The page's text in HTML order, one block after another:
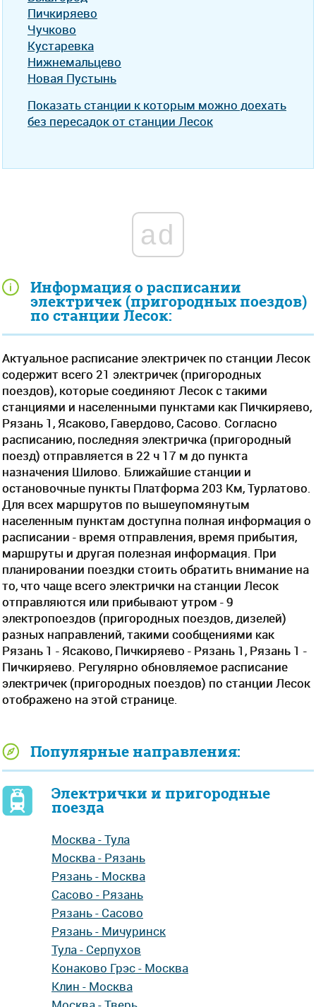
Информация о расписании
электричек (пригородных поездов)
по станции Лесок:
Актуальное расписание электричек по станции Лесок
содержит всего 21 электричек (пригородных
поездов), которые соединяют Лесок с такими
станциями и населенными пунктами как Пичкиряево,
Рязань 1, Ясаково, Гавердово, Сасово. Согласно
расписанию, последняя электричка (пригородный
поезд) отправляется в 22 ч 17 м до пункта
назначения Шилово. Ближайшие станции и
остановочные пункты Платформа 203 Км, Турлатово.
Для всех маршрутов по вышеупомянутым
населенным пунктам доступна полная информация о
расписании - время отправления, время прибытия,
маршруты и другая полезная информация. При
планировании поездки стоить обратить внимание на
то, что чаще всего электрички на станции Лесок
отправляются или прибывают утром - 9
электропоездов (пригородных поездов, дизелей)
разных направлений, такими сообщениями как
Рязань 1 - Ясаково, Пичкиряево - Рязань 1, Рязань 1 -
Пичкиряево. Регулярно обновляемое расписание
электричек (пригородных поездов) по станции Лесок
отображено на этой странице.
Популярные направления:
Электрички и пригородные
поезда
Москва - Тула
Москва - Рязань
Рязань - Москва
Сасово - Рязань
Рязань - Сасово
Рязань - Мичуринск
Тула - Серпухов
Конаково Грэс - Москва
Клин - Москва
Пичкиряево
Чучково
Кустаревка
Нижнемальцево
Новая Пустынь
Показать станции к которым можно доехать
без пересадок от станции Лесок
ad